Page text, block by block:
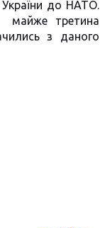
України до НАТО.
майже третина
з даного